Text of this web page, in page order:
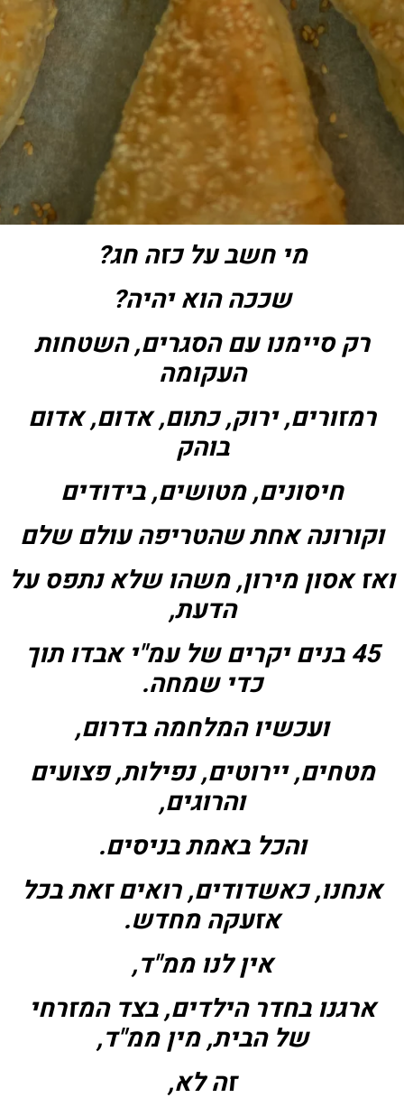
מי חשב על כזה חג?
שככה הוא יהיה?
רק סיימנו עם הסגרים, השטחות
העקומה
רמזורים, ירוק, כתום, אדום, אדום
בוהק
חיסונים, מטושים, בידודים
וקורונה אחת שהטריפה עולם שלם
ואז אסון מירון, משהו שלא נתפס על
הדעת,
45 בנים יקרים של עמ"י אבדו תוך
כדי שמחה.
ועכשיו המלחמה בדרום,
מטחים, יירוטים, נפילות, פצועים
והרוגים,
והכל באמת בניסים.
אנחנו, כאשדודים, רואים זאת בכל
אזעקה מחדש.
אין לנו ממ"ד,
ארגנו בחדר הילדים, בצד המזרחי
של הבית, מין ממ"ד,
זה לא,